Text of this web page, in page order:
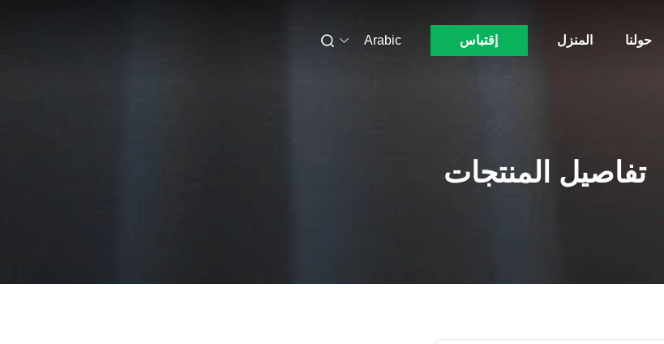
المنزل حولنا إقتباس Arabic
تفاصيل المنتجات